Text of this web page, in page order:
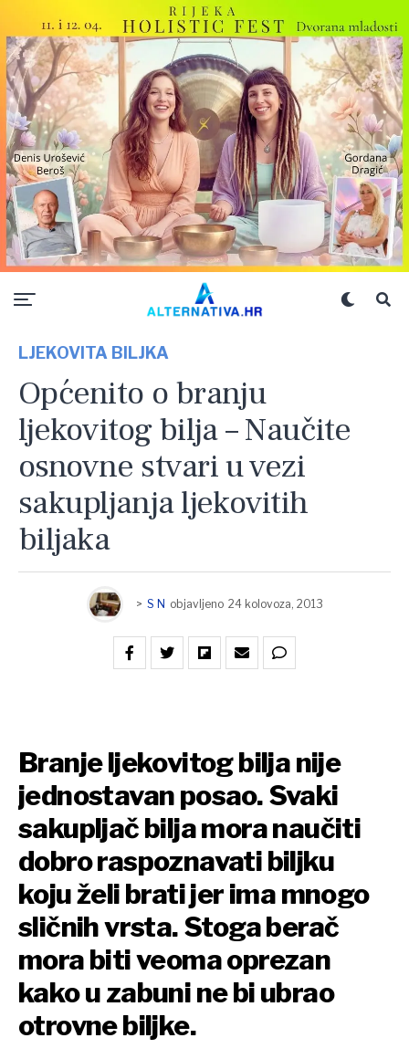
LJEKOVITA BILJKA
Općenito o branju
ljekovitog bilja – Naučite
osnovne stvari u vezi
sakupljanja ljekovitih
biljaka
> S N objavljeno 24 kolovoza, 2013
Branje ljekovitog bilja nije
jednostavan posao. Svaki
sakupljač bilja mora naučiti
dobro raspoznavati biljku
koju želi brati jer ima mnogo
sličnih vrsta. Stoga berač
mora biti veoma oprezan
kako u zabuni ne bi ubrao
otrovne biljke.